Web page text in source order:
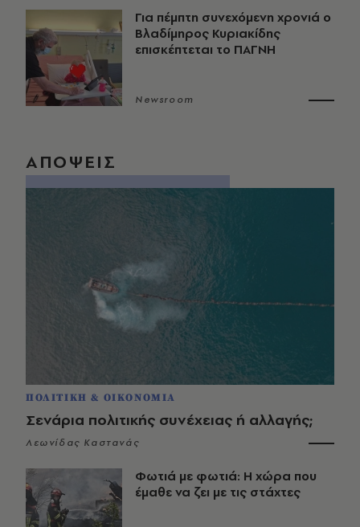
Για πέμπτη συνεχόμενη χρονιά ο
Βλαδίμηρος Κυριακίδης
επισκέπτεται το ΠΑΓΝΗ
Newsroom
ΑΠΟΨΕΙΣ
ΠΟΛΙΤΙΚΗ & ΟΙΚΟΝΟΜΙΑ
Σενάρια πολιτικής συνέχειας ή αλλαγής;
Λεωνίδας Καστανάς
Φωτιά με φωτιά: Η χώρα που
έμαθε να ζει με τις στάχτες